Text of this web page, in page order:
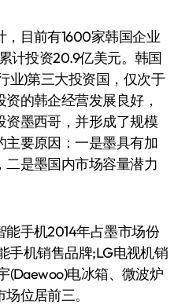
目前有1600家韩国企业
计投资20.9亿美元。韩国
业)第三大投资国，仅次于
的韩企经营发展良好，
墨西哥，并形成了规模
要原因：一是墨具有加
是墨国内市场容量潜力
手机2014年占墨市场份
手机销售品牌;LG电视机销
(Daewoo)电冰箱、微波炉
位居前三。